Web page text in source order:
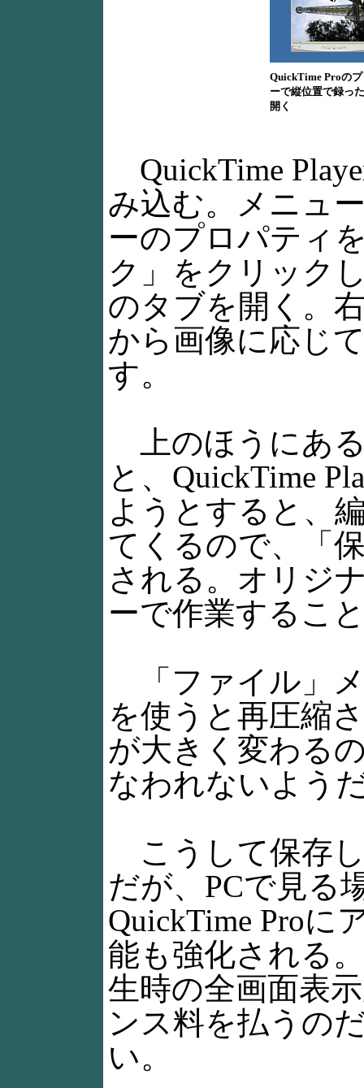
QuickTime Proの
ーで縦位置で録っ
開く
QuickTime
み込む。メニュ
ーのプロパティ
ク」をクリック
のタブを開く。
から画像に応じ
す。
上のほうにあ
と、QuickTime
ようとすると、
てくるので、「
される。オリジ
ーで作業するこ
「ファイル」
を使うと再圧縮
が大きく変わる
なわれないよう
こうして保存
だが、PCで見る
QuickTime Proに
能も強化される
生時の全画面表
ンス料を払うの
い。